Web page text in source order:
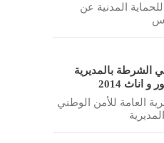
المدنية عن
الشرطة بالمديرية
اناث 2014
العامة للأمن الوطني